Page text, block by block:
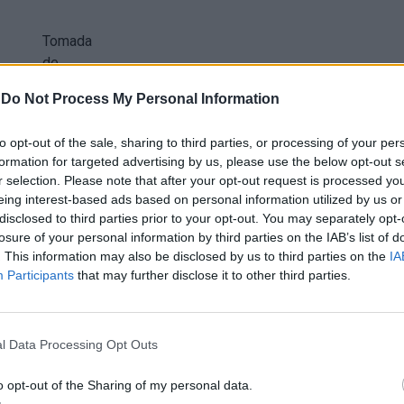
Do Not Process My Personal Information
opt-out of the sale, sharing to third parties, or processing of your
for targeted advertising by us, please use the below opt-out
selection. Please note that after your opt-out request is processed
interest-based ads based on personal information utilized by us
to third parties prior to your opt-out. You may separately
of your personal information by third parties on the IAB’s list of
This information may also be disclosed by us to third parties on the
Participants that may further disclose it to other third parties.
Data Processing Opt Outs
opt-out of the Sharing of my personal data.
Tomada
de
(Foto:
na Sé de Braga e passa pelos municípios de
e Melgaço, entrando na Galiza pela Portela
por mais de três mil peregrinos, um terço dos
Espanha, mas também de Itália, Inglaterra, Alemanha,
EUA, Austrália ou Países Baixos.
em Ribadavia (Galiza) e Braga, reconhecido pela
da associação de municípios transfronteiriços
e Norte de Portugal (2021) e foi um itinerário